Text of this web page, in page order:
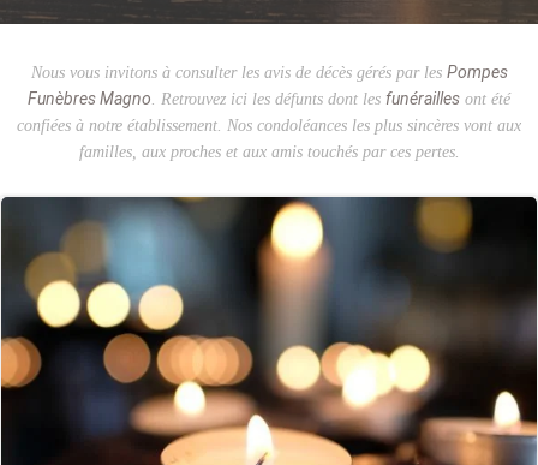
Nous vous invitons à consulter les avis de décès gérés par les Pompes
Funèbres Magno. Retrouvez ici les défunts dont les funérailles ont été
confiées à notre établissement. Nos condoléances les plus sincères vont aux
familles, aux proches et aux amis touchés par ces pertes.